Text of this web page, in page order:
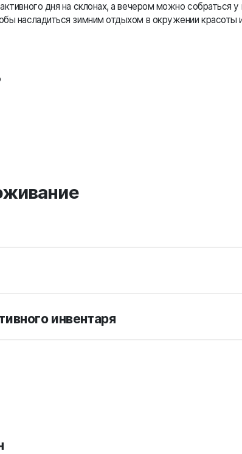
дня на склонах, а вечером можно собраться у
насладиться зимним отдыхом в окружении красоты
инвентаря